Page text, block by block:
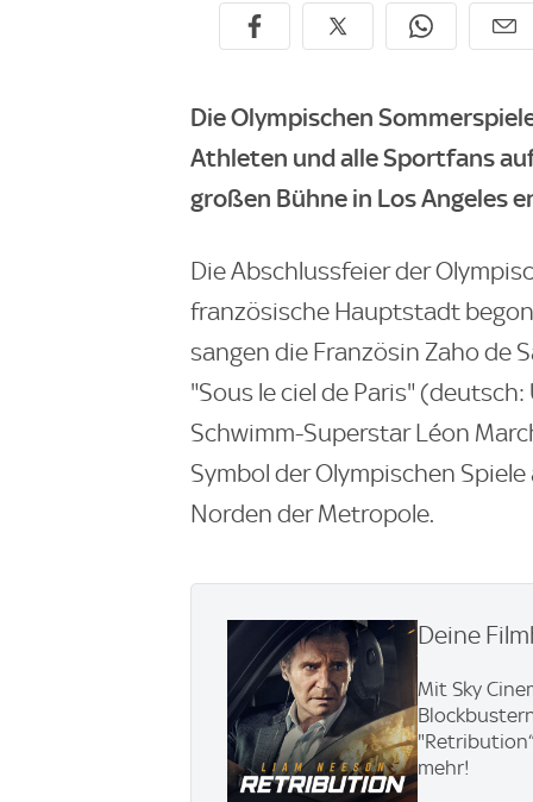
Die Olympischen
Athleten und alle Sportfans
großen Bühne in Los Angeles
Die Abschlussfeier der
französische Hauptstadt
sangen die Französin Zaho de
"Sous le ciel de Paris"
Schwimm-Superstar Léon
Symbol der Olympischen
Norden der Metropole.
Deine
Mit Sky
mehr!